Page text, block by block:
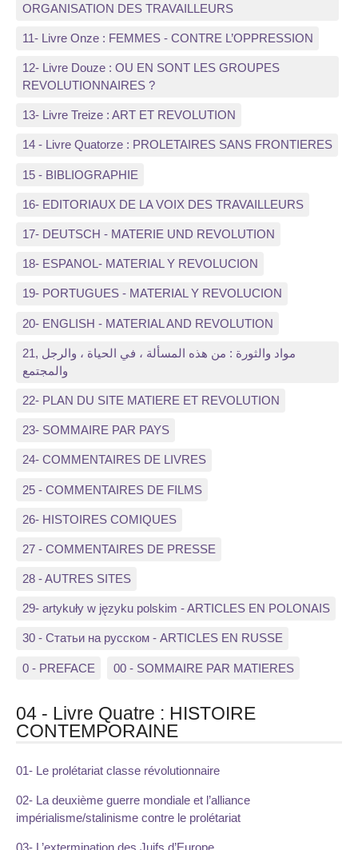
ORGANISATION DES TRAVAILLEURS
11- Livre Onze : FEMMES - CONTRE L’OPPRESSION
12- Livre Douze : OU EN SONT LES GROUPES
REVOLUTIONNAIRES ?
13- Livre Treize : ART ET REVOLUTION
14 - Livre Quatorze : PROLETAIRES SANS FRONTIERES
15 - BIBLIOGRAPHIE
16- EDITORIAUX DE LA VOIX DES TRAVAILLEURS
17- DEUTSCH - MATERIE UND REVOLUTION
18- ESPANOL- MATERIAL Y REVOLUCION
19- PORTUGUES - MATERIAL Y REVOLUCION
20- ENGLISH - MATERIAL AND REVOLUTION
21, مواد والثورة : من هذه المسألة ، في الحياة ، والرجل
والمجتمع
22- PLAN DU SITE MATIERE ET REVOLUTION
23- SOMMAIRE PAR PAYS
24- COMMENTAIRES DE LIVRES
25 - COMMENTAIRES DE FILMS
26- HISTOIRES COMIQUES
27 - COMMENTAIRES DE PRESSE
28 - AUTRES SITES
29- artykuły w języku polskim - ARTICLES EN POLONAIS
30 - Статьи на русском - ARTICLES EN RUSSE
0 - PREFACE 00 - SOMMAIRE PAR MATIERES
04 - Livre Quatre : HISTOIRE
CONTEMPORAINE
01- Le prolétariat classe révolutionnaire
02- La deuxième guerre mondiale et l’alliance
impérialisme/stalinisme contre le prolétariat